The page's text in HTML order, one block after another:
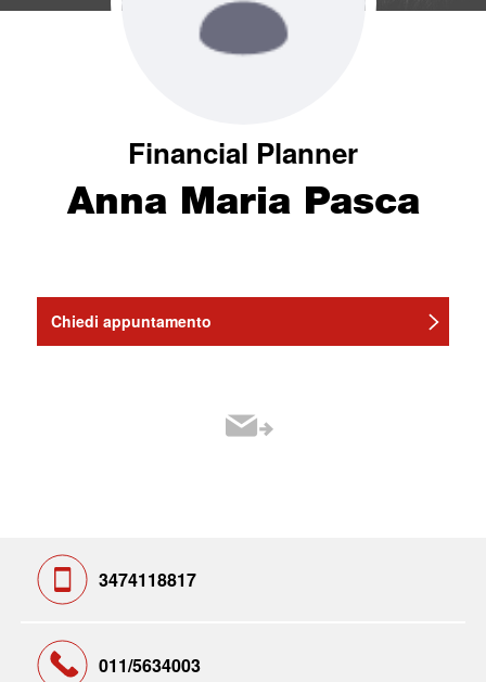
Financial Planner
Anna Maria Pasca
Chiedi appuntamento
3474118817
011/5634003